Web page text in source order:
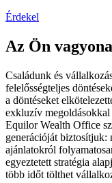
Érdekel
Az Ön
Családunk és
felelősségteljes
a döntéseket
exkluzív
Equilor Wealth Office
generációját biztosítjuk:
ajánlatokról
egyeztetett stratégia
több időt tölthet